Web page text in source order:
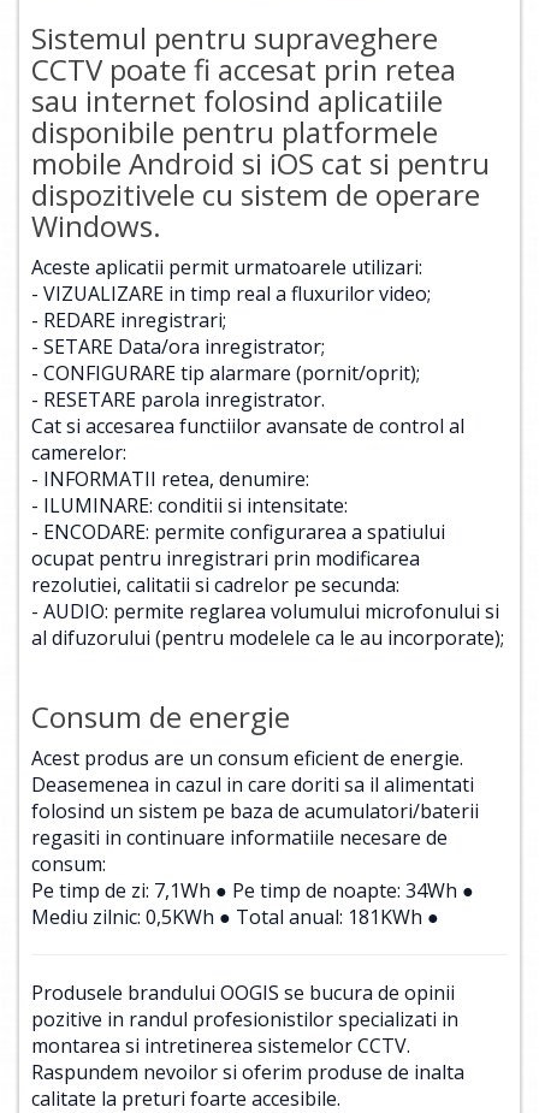
Sistemul pentru supraveghere
CCTV poate fi accesat prin retea
sau internet folosind aplicatiile
disponibile pentru platformele
mobile Android si iOS cat si pentru
dispozitivele cu sistem de operare
Windows.
Aceste aplicatii permit urmatoarele utilizari:
- VIZUALIZARE in timp real a fluxurilor video;
- REDARE inregistrari;
- SETARE Data/ora inregistrator;
- CONFIGURARE tip alarmare (pornit/oprit);
- RESETARE parola inregistrator.
Cat si accesarea functiilor avansate de control al
camerelor:
- INFORMATII retea, denumire:
- ILUMINARE: conditii si intensitate:
- ENCODARE: permite configurarea a spatiului
ocupat pentru inregistrari prin modificarea
rezolutiei, calitatii si cadrelor pe secunda:
- AUDIO: permite reglarea volumului microfonului si
al difuzorului (pentru modelele ca le au incorporate);
Consum de energie
Acest produs are un consum eficient de energie.
Deasemenea in cazul in care doriti sa il alimentati
folosind un sistem pe baza de acumulatori/baterii
regasiti in continuare informatiile necesare de
consum:
Pe timp de zi: 7,1Wh ● Pe timp de noapte: 34Wh ●
Mediu zilnic: 0,5KWh ● Total anual: 181KWh ●
Produsele brandului OOGIS se bucura de opinii
pozitive in randul profesionistilor specializati in
montarea si intretinerea sistemelor CCTV.
Raspundem nevoilor si oferim produse de inalta
calitate la preturi foarte accesibile.